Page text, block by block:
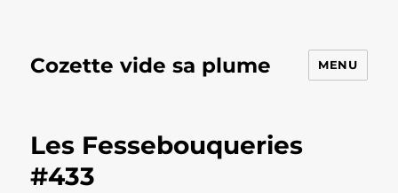
Cozette vide sa plume MENU
Les Fessebouqueries
#433